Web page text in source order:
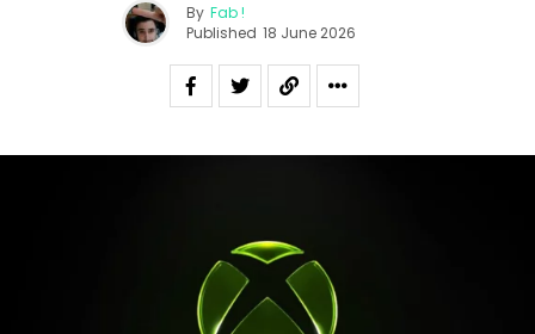
By Fab !
Published 18 June 2026